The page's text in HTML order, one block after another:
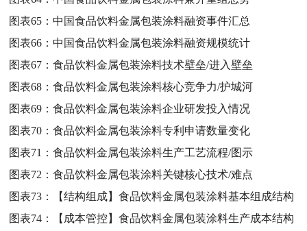
图表65：中国食品饮料金属包装涂料融资事件汇总
图表66：中国食品饮料金属包装涂料融资规模统计
图表67：食品饮料金属包装涂料技术壁垒/进入壁垒
图表68：食品饮料金属包装涂料核心竞争力/护城河
图表69：食品饮料金属包装涂料企业研发投入情况
图表70：食品饮料金属包装涂料专利申请数量变化
图表71：食品饮料金属包装涂料生产工艺流程/图示
图表72：食品饮料金属包装涂料关键核心技术/难点
图表73：
【结构组成】食品饮料金属包装涂料基本组成结构
图表74：
【成本管控】食品饮料金属包装涂料生产成本结构